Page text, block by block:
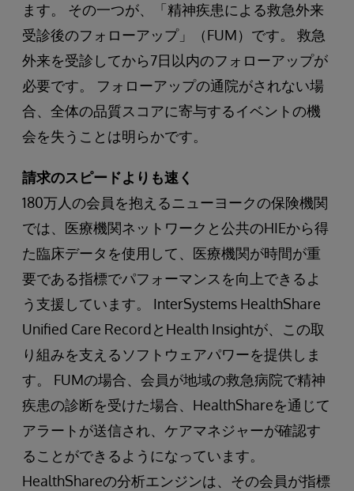
ます。 その一つが、「精神疾患による救急外来
受診後のフォローアップ」（FUM）です。 救急
外来を受診してから7日以内のフォローアップが
必要です。 フォローアップの通院がされない場
合、全体の品質スコアに寄与するイベントの機
会を失うことは明らかです。
請求のスピードよりも速く
180万人の会員を抱えるニューヨークの保険機関
では、医療機関ネットワークと公共のHIEから得
た臨床データを使用して、医療機関が時間が重
要である指標でパフォーマンスを向上できるよ
う支援しています。 InterSystems HealthShare
Unified Care RecordとHealth Insightが、この取
り組みを支えるソフトウェアパワーを提供しま
す。 FUMの場合、会員が地域の救急病院で精神
疾患の診断を受けた場合、HealthShareを通じて
アラートが送信され、ケアマネジャーが確認す
ることができるようになっています。
HealthShareの分析エンジンは、その会員が指標